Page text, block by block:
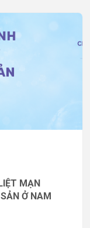
MẠN
Ở NAM